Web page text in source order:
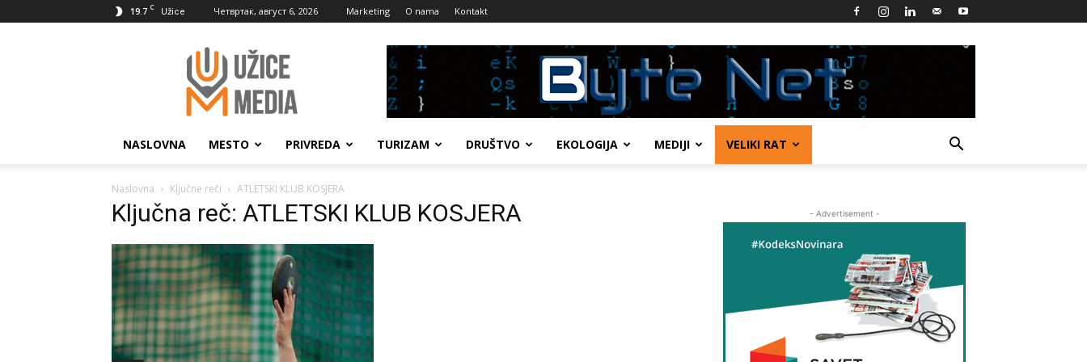
19.7 C Užice Четвртак, август 6, 2026 Marketing O nama Kontakt
UžiceMedia
NASLOVNA MESTO PRIVREDA TURIZAM DRUŠTVO EKOLOGIJA MEDIJI VELIKI RAT
Naslovna Ključne reči ATLETSKI KLUB KOSJERA
Ključna reč: ATLETSKI KLUB KOSJERA - Advertisement -